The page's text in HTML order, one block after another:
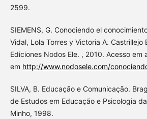
2599.
SIEMENS, G. Conociendo el
Vidal, Lola Torres y Victoria A. Castrillejo
Ediciones Nodos Ele. , 2010. Acesso em
em http://www.nodosele.com/
SILVA, B. Educação e Comunicação.
de Estudos em Educação e Psicologia
Minho, 1998.